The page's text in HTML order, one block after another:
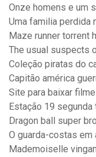
Onze homens e um
Uma familia perdida
Maze runner torrent
The usual suspects
Coleção piratas do
Capitão américa
Site para baixar
Estação 19 segunda
Dragon ball super
O guarda-costas em
Mademoiselle